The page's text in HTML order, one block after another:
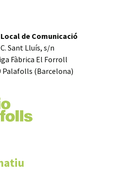
de Comunicació
C. Sant Lluís, s/n
Fàbrica El Forroll
Palafolls (Barcelona)